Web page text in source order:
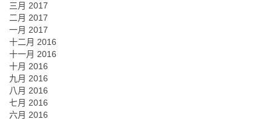
三月 2017
二月 2017
一月 2017
十二月 2016
十一月 2016
十月 2016
九月 2016
八月 2016
七月 2016
六月 2016